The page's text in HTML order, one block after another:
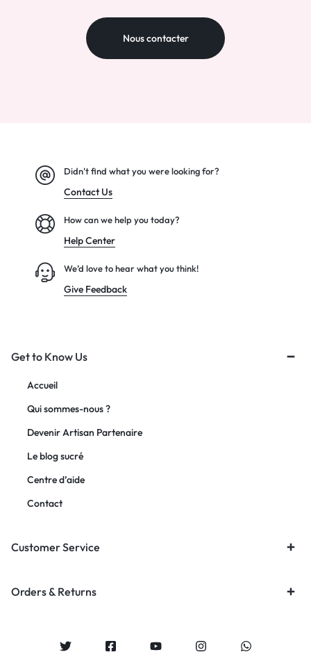
Nous contacter
Didn't find what you were looking for?
Contact Us
How can we help you today?
Help Center
We’d love to hear what you think!
Give Feedback
Get to Know Us
Accueil
Qui sommes-nous ?
Devenir Artisan Partenaire
Le blog sucré
Centre d’aide
Contact
Customer Service
Orders & Returns